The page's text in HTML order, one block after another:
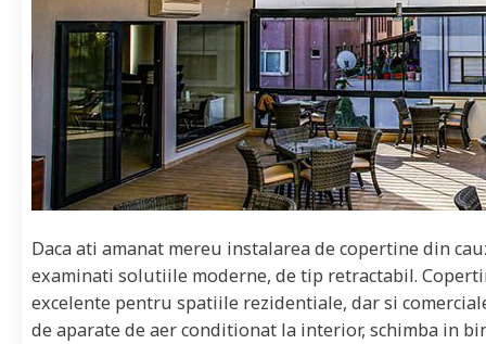
Daca ati amanat mereu instalarea de copertine din
examinati solutiile moderne, de tip retractabil.
excelente pentru spatiile rezidentiale, dar si
de aparate de aer conditionat la interior, schimba in